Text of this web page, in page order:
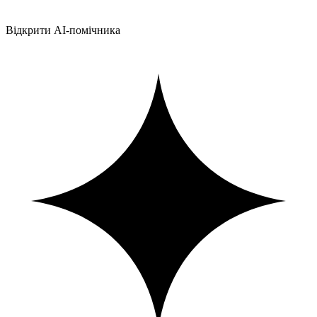
Відкрити AI-помічника